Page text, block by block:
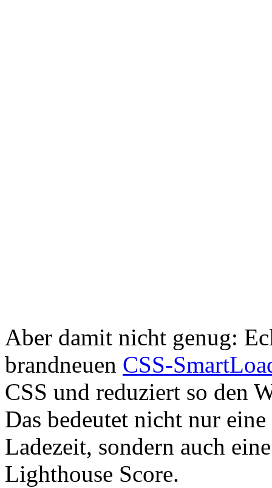
Aber damit nicht genug:
brandneuen CSS-
CSS und reduziert so den
Das bedeutet nicht nur
Ladezeit, sondern auch
Lighthouse Score.